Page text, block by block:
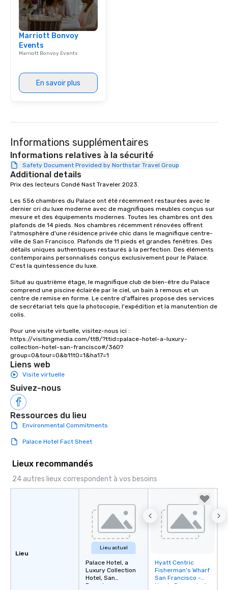
Marriott Bonvoy
Events
Marriott Bonvoy Events
En savoir plus
Informations supplémentaires
Informations relatives à la sécurité
Safety Document Provided by Northstar Travel Group
Additional details
Prix des lecteurs Condé Nast Traveler 2023.
Les 556 chambres du Palace ont été récemment restaurées avec le
dernier cri du luxe moderne avec de magnifiques meubles conçus sur
mesure et des équipements modernes. Toutes les chambres ont des
plafonds de 14 pieds. Nos chambres récemment rénovées offrent
l'atmosphère d'une résidence privée chic dans le magnifique centre-
ville de San Francisco. Plafonds de 11 pieds et grandes fenêtres. Des
détails uniques authentiques restaurés à la perfection. Des éléments
contemporains personnalisés conçus exclusivement pour le Palace.
C'est la quintessence du luxe.
Situé au quatrième étage, le magnifique club de bien-être du Palace
comprend une piscine éclairée par le ciel, un bain à remous et un
centre de remise en forme. Le centre d'affaires propose des services
de secrétariat tels que la photocopie, l'expédition et la manutention de
colis.
Pour une visite virtuelle, visitez-nous ici :
https://visitingmedia.com/tt8/?ttid=palace-hotel-a-luxury-
collection-hotel-san-francisco#/360?
group=0&tour=0&b11t0=1&ha17=1
Liens web
Visite virtuelle
Suivez-nous
Ressources du lieu
Environmental Commitments
Palace Hotel Fact Sheet
Lieux recommandés
24 autres lieux correspondent à vos besoins
Lieu
Lieu actuel
Palace Hotel, a
Luxury Collection
Hotel, San
Francisco
Removed from
favorites
Hyatt Centric
Fisherman's Wharf
San Francisco -
Newly Renovated